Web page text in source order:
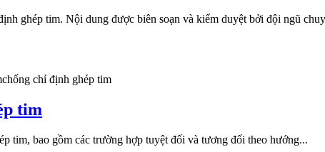
ghép tim. Nội dung được biên soạn và kiểm duyệt bởi đội ngũ
chống chỉ định ghép tim
tim
tim, bao gồm các trường hợp tuyệt đối và tương đối theo hướng...